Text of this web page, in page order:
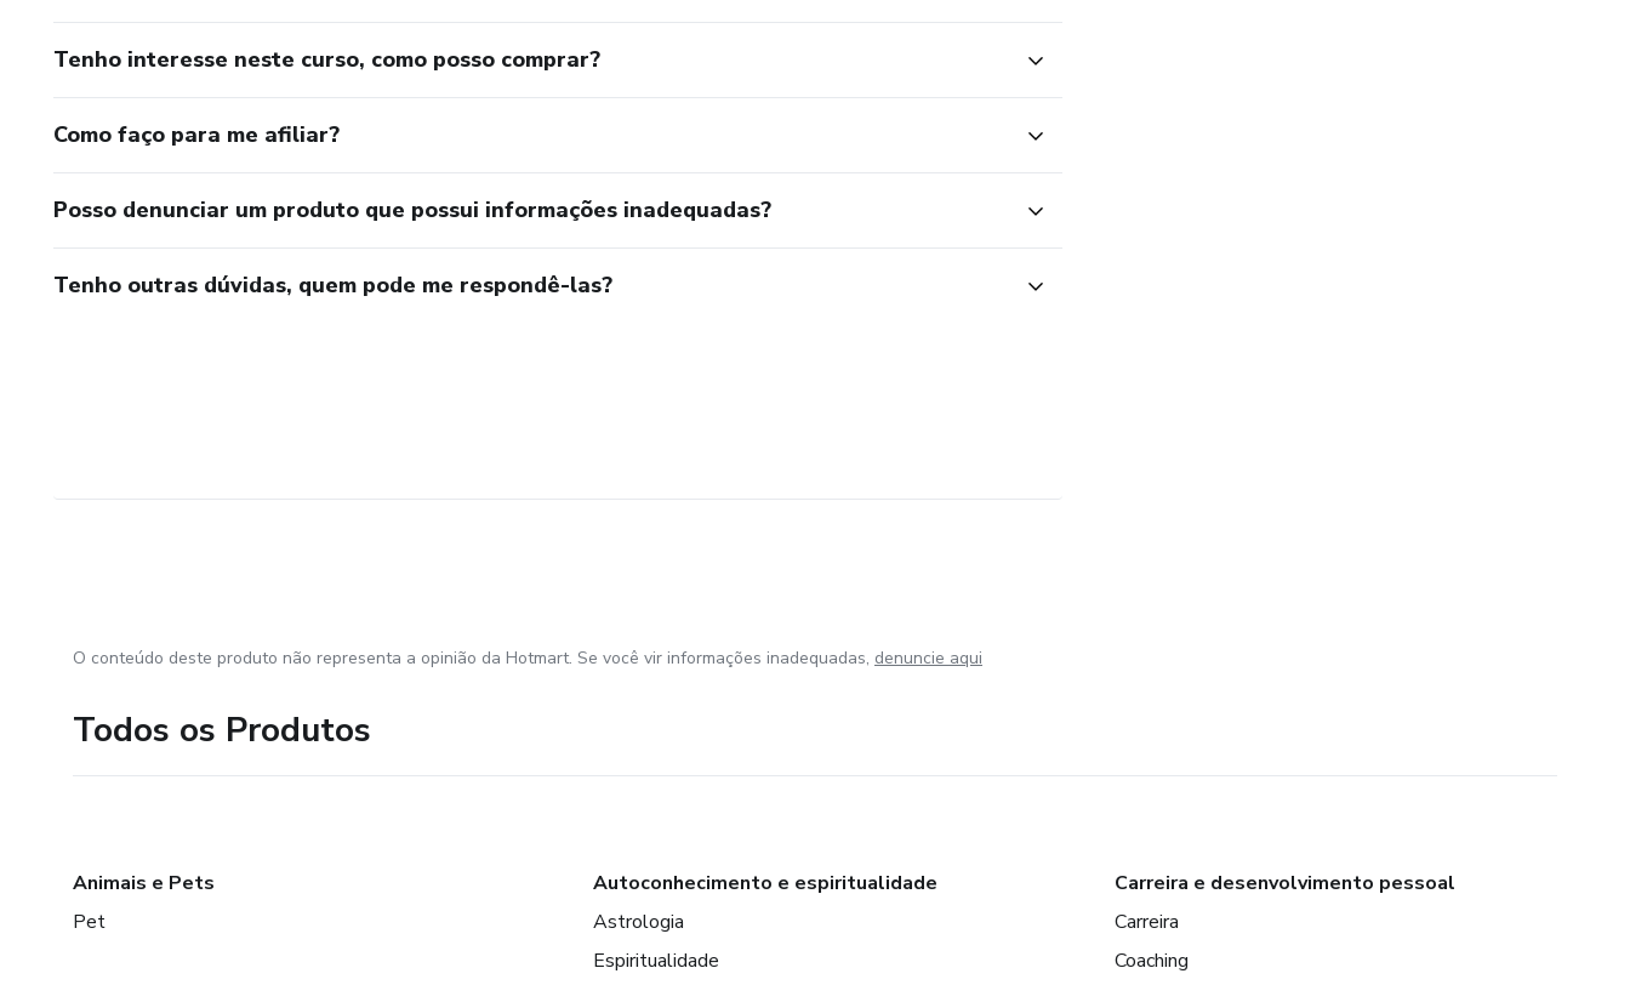
Tenho interesse neste curso, como posso comprar?
Como faço para me afiliar?
Posso denunciar um produto que possui informações inadequadas?
Tenho outras dúvidas, quem pode me respondê-las?
O conteúdo deste produto não representa a opinião da Hotmart. Se você vir informações inadequadas, denuncie aqui
Todos os Produtos
Animais e Pets
Pet
Autoconhecimento e espiritualidade
Astrologia
Espiritualidade
Carreira e desenvolvimento pessoal
Carreira
Coaching